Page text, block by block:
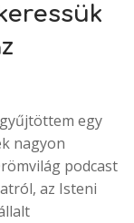
egy
nagyon
podcast
az Isteni